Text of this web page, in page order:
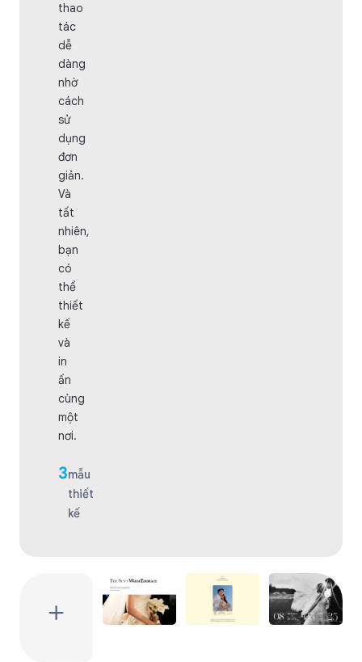
thao
tác
dễ
dàng
nhờ
cách
sử
dụng
đơn
giản.
Và
tất
nhiên,
bạn
có
thể
thiết
kế
và
in
ấn
cùng
một
nơi.
3mẫu
thiết
kế